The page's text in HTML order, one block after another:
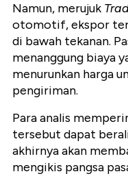
Namun, merujuk
otomotif, ekspor
di bawah tekanan.
menanggung biaya
menurunkan harga
pengiriman.
Para analis
tersebut dapat
akhirnya akan
mengikis pangsa